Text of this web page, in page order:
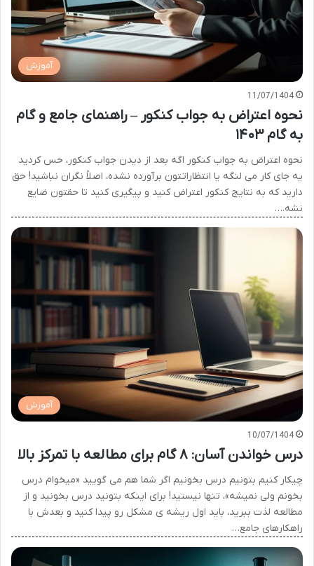
آموزش
11/07/1404
نحوه اعتراض به جواب کنکور – راهنمای جامع و گام
به گام ۱۴۰۳
نحوه اعتراض به جواب کنکور اگه بعد از دیدن جواب کنکور، حس کردید
یه جای کار می لنگه یا انتظاراتتون برآورده نشده، اصلاً نگران نباشید! حق
دارید که به نتایج کنکور اعتراض کنید و پیگیری کنید تا حقتون ضایع
نشه.…
آموزش
10/07/1404
درس خواندن آسان: ۸ گام برای مطالعه با تمرکز بالا
چیکار کنیم بتونیم درس بخونیم اگر شما هم می گویید «میخوام درس
بخونم ولی نمیشه»، تنها نیستید! برای اینکه بتونید درس بخونید و از
مطالعه لذت ببرید، باید اول ریشه ی مشکل رو پیدا کنید و بعدش با
راهکارهای جامع…